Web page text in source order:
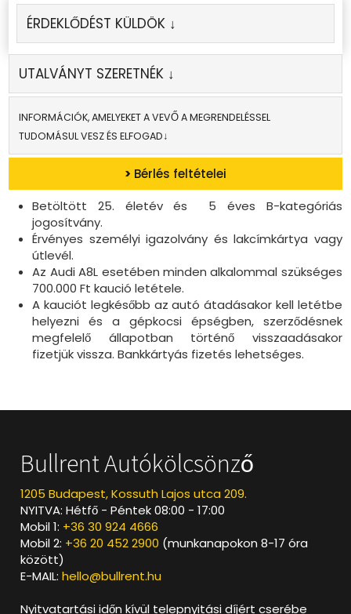
ÉRDEKLŐDÉST KÜLDÖK ↓
UTALVÁNYT SZERETNÉK ↓
INFORMÁCIÓK, AMELYEKET A VEVŐ A MEGRENDELÉSSEL
TUDOMÁSUL VESZ ÉS ELFOGAD↓
> Bérlés feltételei
Betöltött 25. életév és 5 éves B-kategóriás
jogosítvány.
Érvényes személyi igazolvány és lakcímkártya vagy
útlevél.
Az Audi A8L esetében minden alkalommal szükséges
700.000 Ft kaució letétele.
A kauciót legkésőbb az autó átadásakor kell letétbe
helyezni és a gépkocsi épségben, szerződésnek
megfelelő állapotban történő visszaadásakor
fizetjük vissza. Bankkártyás fizetés lehetséges.
Bullrent Autókölcsönző
1205 Budapest, Kossuth Lajos utca 209.
NYITVA: Hétfő - Péntek 08:00 - 17:00
Mobil 1: +36 30 924 4666
Mobil 2: +36 20 452 2900 (munkanapokon 8-17 óra
között)
E-MAIL:hello@bullrent.hu
Nyitvatartási időn kívül telepnyitási díjért cserébe